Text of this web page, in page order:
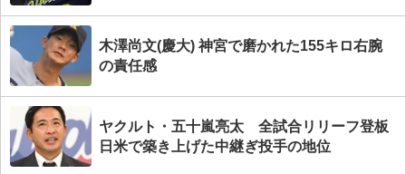
木澤尚文(慶大) 神宮で磨かれた155キロ右腕
の責任感
ヤクルト・五十嵐亮太 全試合リリーフ登板
日米で築き上げた中継ぎ投手の地位